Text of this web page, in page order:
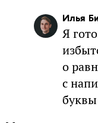
Илья
Я
о
с